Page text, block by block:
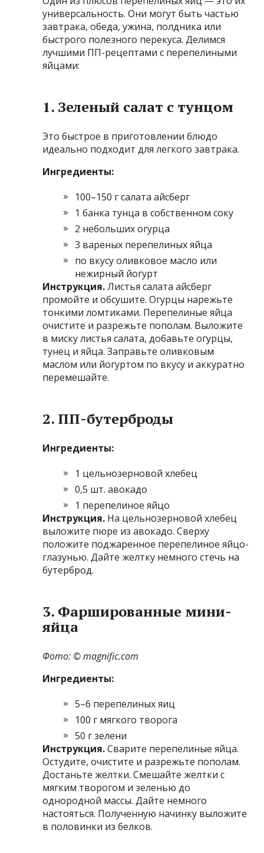
универсальность. Они могут быть частью
завтрака, обеда, ужина, полдника или
быстрого полезного перекуса. Делимся
лучшими ПП-рецептами с перепелиными
яйцами:
1. Зеленый салат с тунцом
Это быстрое в приготовлении блюдо
идеально подходит для легкого завтрака.
Ингредиенты:
100–150 г салата айсберг
1 банка тунца в собственном соку
2 небольших огурца
3 вареных перепелиных яйца
по вкусу оливковое масло или
нежирный йогурт
Инструкция.Листья салата айсберг
промойте и обсушите. Огурцы нарежьте
тонкими ломтиками. Перепелиные яйца
очистите и разрежьте пополам. Выложите
в миску листья салата, добавьте огурцы,
тунец и яйца. Заправьте оливковым
маслом или йогуртом по вкусу и аккуратно
перемешайте.
2. ПП-бутерброды
Ингредиенты:
1 цельнозерновой хлебец
0,5 шт. авокадо
1 перепелиное яйцо
Инструкция. На цельнозерновой хлебец
выложите пюре из авокадо. Сверху
положите поджаренное перепелиное яйцо-
глазунью. Дайте желтку немного стечь на
бутерброд.
3. Фаршированные мини-
яйца
Фото: © magnific.com
Ингредиенты:
5–6 перепелиных яиц
100 г мягкого творога
50 г зелени
Инструкция.Сварите перепелиные яйца.
Остудите, очистите и разрежьте пополам.
Достаньте желтки. Смешайте желтки с
мягким творогом и зеленью до
однородной массы. Дайте немного
настояться. Полученную начинку выложите
в половинки из белков.